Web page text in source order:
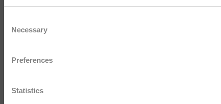
Selection
Necessary
Preferences
Statistics